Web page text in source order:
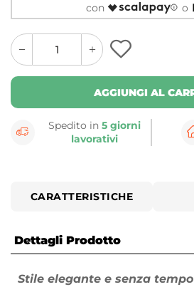
con
o
quantity
button
quantity
minus
button
AGGIUNGI AL
Spedito in5 giorni
lavorativi
CARATTERISTICHE
Dettagli Prodotto
Stile elegante e senza tempo